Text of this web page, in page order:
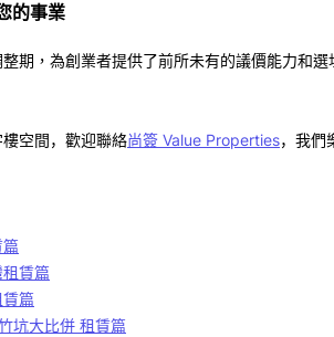
的事業
期，為創業者提供了前所未有的議價能力和選
空間，歡迎聯絡尚簽 Value Properties，我們
賃篇
篇
坑大比併 租賃篇